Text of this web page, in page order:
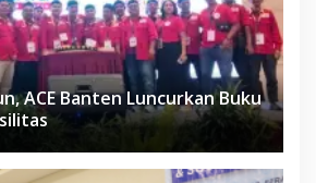
ACE Banten Luncurkan Buku